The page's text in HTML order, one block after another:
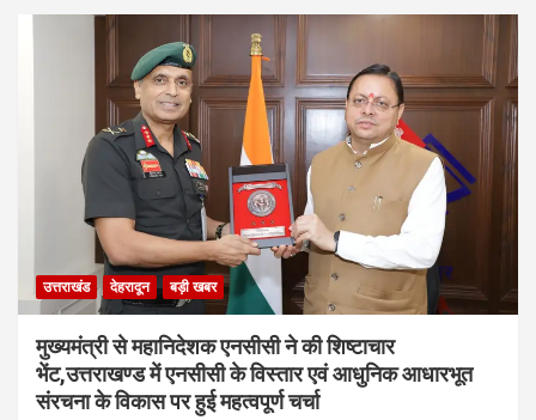
उत्तराखंड देहरादून बड़ी खबर
मुख्यमंत्री से महानिदेशक एनसीसी ने की शिष्टाचार
भेंट,उत्तराखण्ड में एनसीसी के विस्तार एवं आधुनिक आधारभूत
संरचना के विकास पर हुई महत्वपूर्ण चर्चा